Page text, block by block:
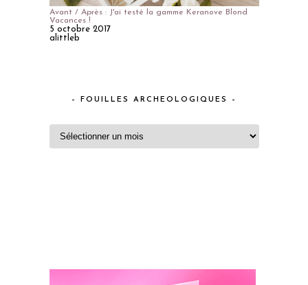
Avant / Après : J'ai testé la gamme Keranove Blond
Vacances !
5 octobre 2017
alittleb
– FOUILLES ARCHEOLOGIQUES –